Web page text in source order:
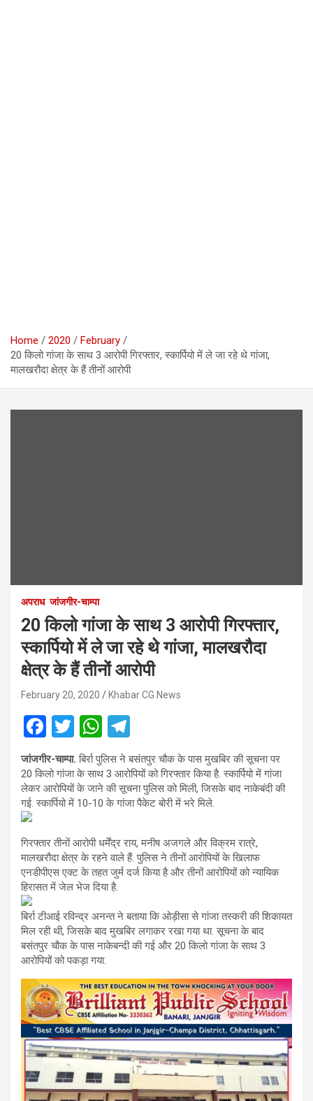
Home 2020
February
20 किलो गांजा के साथ 3 आरोपी गिरफ्तार, स्कार्पियो में ले जा रहे थे गांजा,
मालखरौदा क्षेत्र के हैं तीनों आरोपी
अपराध जांजगीर-चाम्पा
20 किलो गांजा के साथ 3 आरोपी गिरफ्तार,
स्कार्पियो में ले जा रहे थे गांजा, मालखरौदा
क्षेत्र के हैं तीनों आरोपी
February 20, 2020 Khabar CG News
F
a
ce
b
o
o
k
T
wi
tt
er
W
h
at
s
A
p
p
el
e
gr
a
m
जांजगीर-चाम्पा. बिर्रा पुलिस ने बसंतपुर चौक के पास मुखबिर की सूचना पर
20 किलो गांजा के साथ 3 आरोपियों को गिरफ्तार किया है. स्कार्पियो में गांजा
लेकर आरोपियों के जाने की सूचना पुलिस को मिली, जिसके बाद नाकेबंदी की
गई. स्कार्पियो में 10-10 के गांजा पैकेट बोरी में भरे मिले.
गिरफ्तार तीनों आरोपी धर्मेंद्र राय, मनीष अजगले और विक्रम रात्रे,
मालखरौदा क्षेत्र के रहने वाले हैं. पुलिस ने तीनों आरोपियों के खिलाफ
एनडीपीएस एक्ट के तहत जुर्म दर्ज किया है और तीनों आरोपियों को न्यायिक
हिरासत में जेल भेज दिया है.
बिर्रा टीआई रविन्द्र अनन्त ने बताया कि ओड़ीसा से गांजा तस्करी की शिकायत
मिल रही थी, जिसके बाद मुखबिर लगाकर रखा गया था. सूचना के बाद
बसंतपुर चौक के पास नाकेबन्दी की गई और 20 किलो गांजा के साथ 3
आरोपियों को पकड़ा गया.